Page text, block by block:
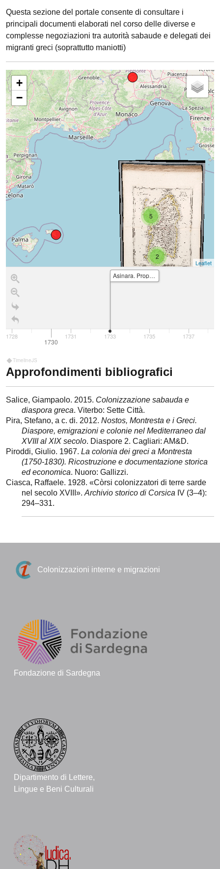
Questa sezione del portale consente di consultare i
principali documenti elaborati nel corso delle diverse e
complesse negoziazioni tra autorità sabaude e delegati dei
migranti greci (soprattutto maniotti)
2
5
+
−
Leaflet
Asinara. Proposta di popolamento di greco-corsi
1730
1728 1731 1733 1735 1737
TimelineJS
Approfondimenti bibliografici
Salice, Giampaolo. 2015. Colonizzazione sabauda e
diaspora greca. Viterbo: Sette Città.
Pira, Stefano, a c. di. 2012. Nostos, Montresta e i Greci.
Diaspore, emigrazioni e colonie nel Mediterraneo dal
XVIII al XIX secolo. Diaspore 2. Cagliari: AM&D.
Piroddi, Giulio. 1967. La colonia dei greci a Montresta
(1750-1830). Ricostruzione e documentazione storica
ed economica. Nuoro: Gallizzi.
Ciasca, Raffaele. 1928. «Còrsi colonizzatori di terre sarde
nel secolo XVIII». Archivio storico di Corsica IV (3–4):
294–331.
Colonizzazioni interne e migrazioni
Fondazione di Sardegna
Dipartimento di Lettere,
Lingue e Beni Culturali